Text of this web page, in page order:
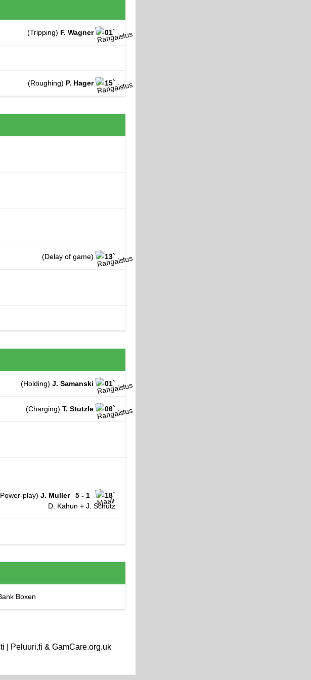
(Tripping) F. Wagner 01`
(Roughing) P. Hager 15`
(Delay of game) 13`
(Holding) J. Samanski 01`
(Charging) T. Stutzle 06`
play) J. Muller 5 - 1
18`
D. Kahun + J. Schutz
Boxen
| Peluuri.fi & GamCare.org.uk